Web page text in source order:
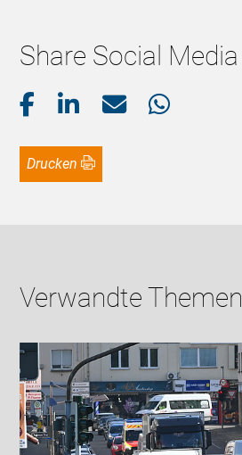
Share Social Media
Drucken
Verwandte Themen